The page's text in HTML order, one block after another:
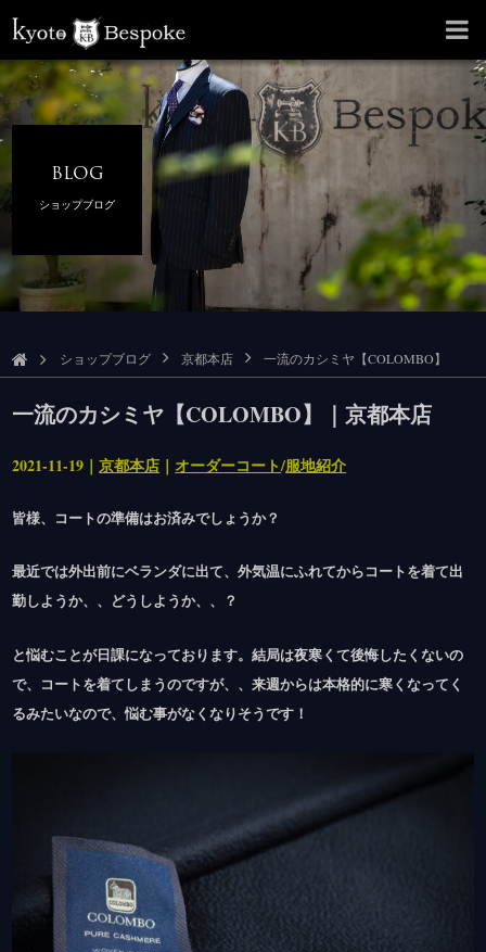
BLOG
ショップブログ
ショップブログ 京都本店 一流のカシミヤ【COLOMBO】
一流のカシミヤ【COLOMBO】｜京都本店
2021-11-19｜京都本店 ｜ オーダーコート/服地紹介
皆様、コートの準備はお済みでしょうか？
最近では外出前にベランダに出て、外気温にふれてからコートを着て出
勤しようか、、どうしようか、、？
と悩むことが日課になっております。結局は夜寒くて後悔したくないの
で、コートを着てしまうのですが、、来週からは本格的に寒くなってく
るみたいなので、悩む事がなくなりそうです！